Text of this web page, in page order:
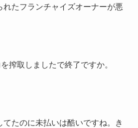
れたフランチャイズオーナーが悪
搾取しましたで終了ですか。
たのに未払いは酷いですね。き